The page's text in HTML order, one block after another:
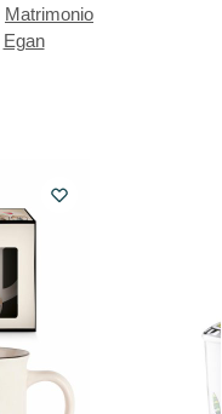
Matrimonio
Egan